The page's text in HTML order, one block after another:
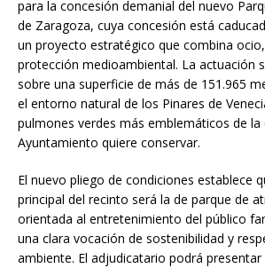
para la concesión demanial del nuevo
de Zaragoza, cuya concesión está
un proyecto estratégico que combina
protección medioambiental. La actuación
sobre una superficie de más de 151.965
el entorno natural de los Pinares de
pulmones verdes más emblemáticos de la
Ayuntamiento quiere conservar.
El nuevo pliego de condiciones establece
principal del recinto será la de parque de
orientada al entretenimiento del público
una clara vocación de sostenibilidad y
ambiente. El adjudicatario podrá